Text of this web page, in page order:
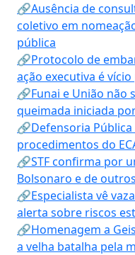
🔗Ausência de
coletivo em
pública
🔗Protocolo de
ação executiva é
🔗Funai e União não
queimada iniciada
🔗Defensoria
procedimentos do
🔗STF confirma por
Bolsonaro e de
🔗Especialista vê
alerta sobre riscos
🔗Homenagem a
a velha batalha pela